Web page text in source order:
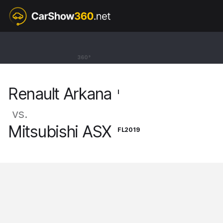
360°
Renault Arkana
Renault Arkana I
vs.
Mitsubishi ASX FL2019